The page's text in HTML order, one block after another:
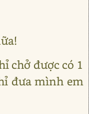
chở được có 1
đưa mình em